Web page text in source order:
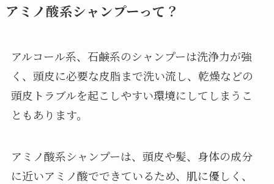
アミノ酸系シャンプーって？
アルコール系、石鹸系のシャンプーは洗浄力が強
く、頭皮に必要な皮脂まで洗い流し、乾燥などの
頭皮トラブルを起こしやすい環境にしてしまうこ
ともあります。
アミノ酸系シャンプーは、頭皮や髪、身体の成分
に近いアミノ酸でできているため、肌に優しく、